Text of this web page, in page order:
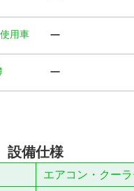
用車 ー
ー
設備仕様
エアコン・クー